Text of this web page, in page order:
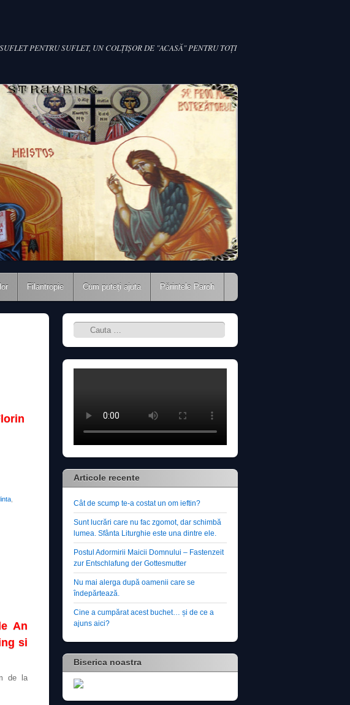
PENTRU SUFLET, UN COLŢIŞOR DE "ACASĂ" PENTRU TOŢI
Filantropie Cum puteţi ajuta Părintele Paroh
An
si
de la
Search
Articole recente
Cât de scump te-a costat un om ieftin?
Sunt lucrări care nu fac zgomot, dar schimbă
lumea. Sfânta Liturghie este una dintre ele.
Postul Adormirii Maicii Domnului – Fastenzeit
zur Entschlafung der Gottesmutter
Nu mai alerga după oamenii care se
îndepărtează.
Cine a cumpărat acest buchet… și de ce a
ajuns aici?
Biserica noastra